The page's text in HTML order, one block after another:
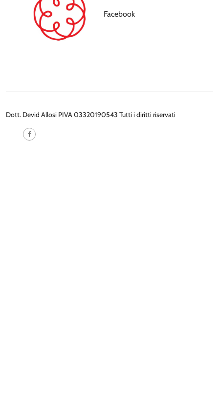
Facebook
Dott. Devid Allosi PIVA 03320190543 Tutti i diritti riservati